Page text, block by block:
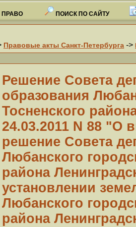
ПРАВО ПОИСК ПО САЙТУ
Правовые акты Санкт-Петербурга ->
Решение Совета
образования
Тосненского
24.03.2011 N 88 "О
решение Совета
Любанского
района
установлении
Любанского
района